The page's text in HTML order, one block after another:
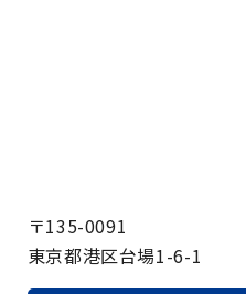
〒135-0091
東京都港区台場1-6-1